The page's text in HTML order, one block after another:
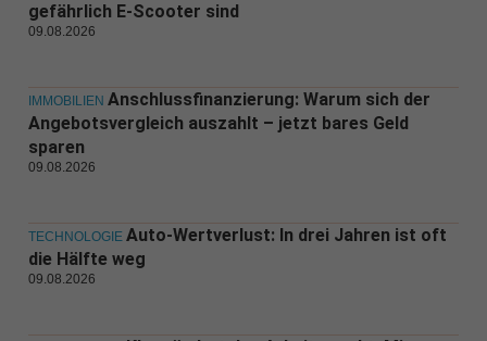
gefährlich E-Scooter sind
09.08.2026
IMMOBILIEN Anschlussfinanzierung: Warum sich der
Angebotsvergleich auszahlt – jetzt bares Geld
sparen
09.08.2026
TECHNOLOGIE Auto-Wertverlust: In drei Jahren ist oft
die Hälfte weg
09.08.2026